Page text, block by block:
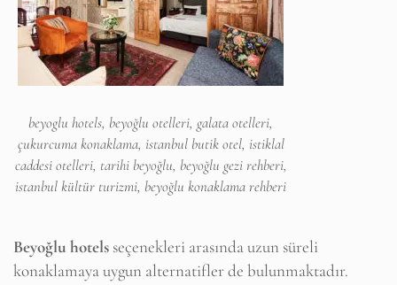
beyoglu hotels, beyoğlu otelleri, galata otelleri,
çukurcuma konaklama, istanbul butik otel, istiklal
caddesi otelleri, tarihi beyoğlu, beyoğlu gezi rehberi,
istanbul kültür turizmi, beyoğlu konaklama rehberi
Beyoğlu hotels seçenekleri arasında uzun süreli
konaklamaya uygun alternatifler de bulunmaktadır.